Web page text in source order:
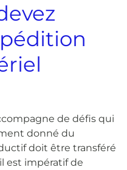
de défis qui
donné du
doit être transféré
est impératif de